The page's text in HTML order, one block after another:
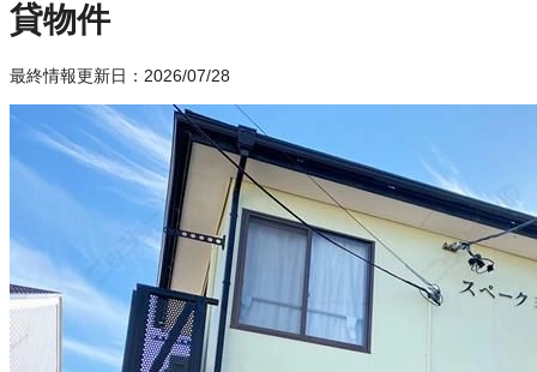
貸物件
最終情報更新日：2026/07/28